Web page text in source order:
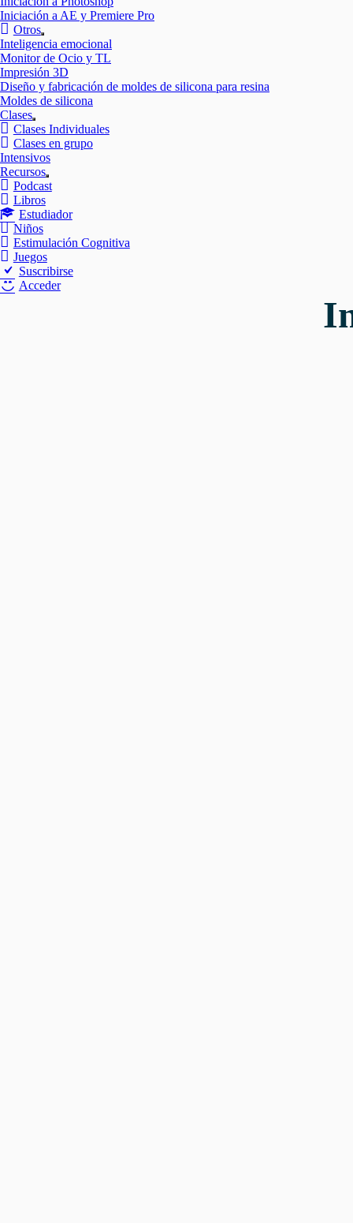
Iniciación a AE y Premiere Pro
Otros
Mostrar
el
submenú
Inteligencia emocional
Monitor de Ocio y TL
Impresión 3D
Diseño y fabricación de moldes de silicona para resina
Moldes de silicona
Clases
Mostrar
el
submenú
Clases Individuales
Clases en grupo
Intensivos
Recursos
Mostrar
el
Podcast
Libros
Estudiador
Niños
Estimulación Cognitiva
Juegos
Suscribirse
Acceder